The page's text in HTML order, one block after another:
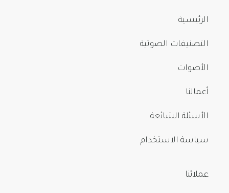
الرئيسية
التصنيفات الصوتية
الأصوات
أعمالنا
الأسئلة الشائعة
سياسة الاستخدام
عملائنا